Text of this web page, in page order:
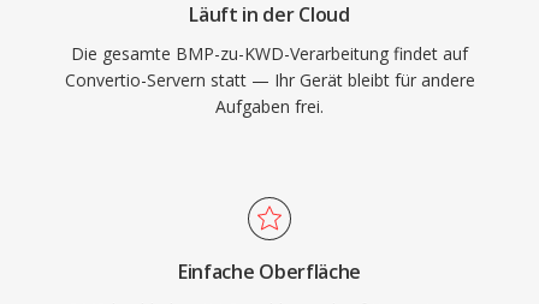
Läuft in der Cloud
Die gesamte BMP-zu-KWD-Verarbeitung findet auf
Convertio-Servern statt — Ihr Gerät bleibt für andere
Aufgaben frei.
Einfache Oberfläche